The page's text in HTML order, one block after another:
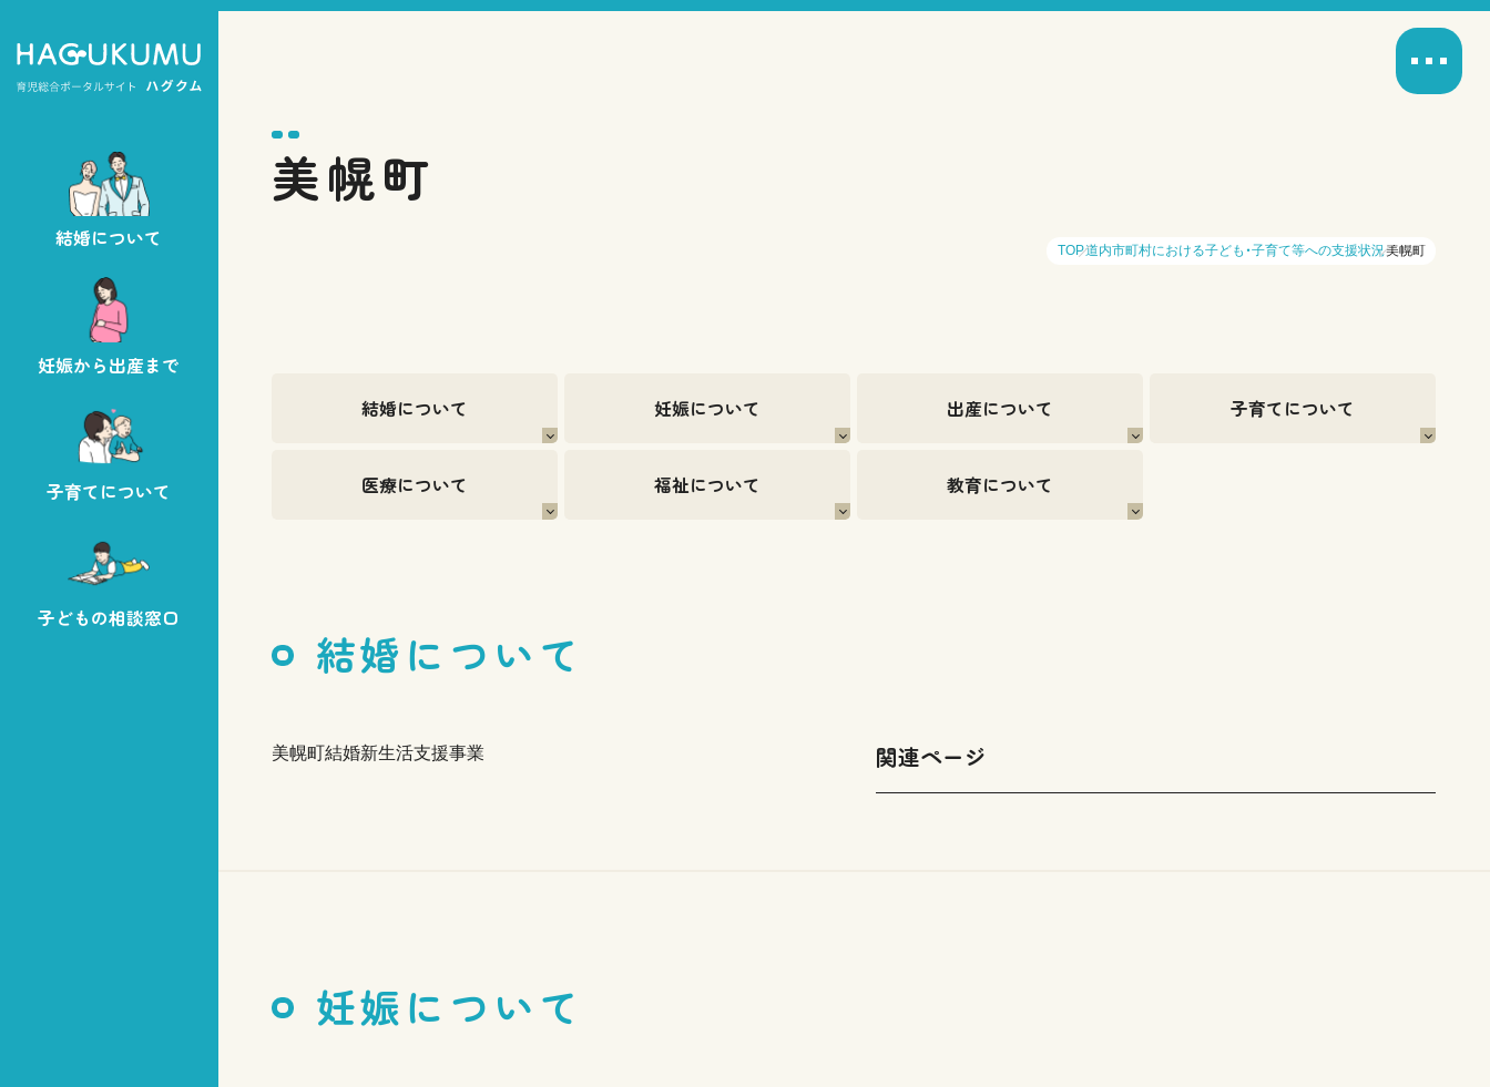
結婚について
妊娠から出産まで
子育てについて
子どもの相談窓口
美幌町
TOP道内市町村における子ども・子育て等への支援状況美幌町
結婚について 妊娠について 出産について 子育てについて
医療について 福祉について 教育について
結婚について
美幌町結婚新生活支援事業 関連ページ
妊娠について